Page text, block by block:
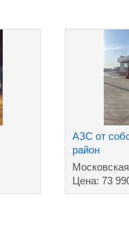
АЗС от
район
Цена: 73